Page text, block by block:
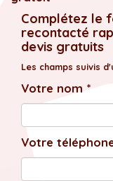
Complétez le
recontacté
devis gratuits
Les champs suivis
Votre nom *
Votre